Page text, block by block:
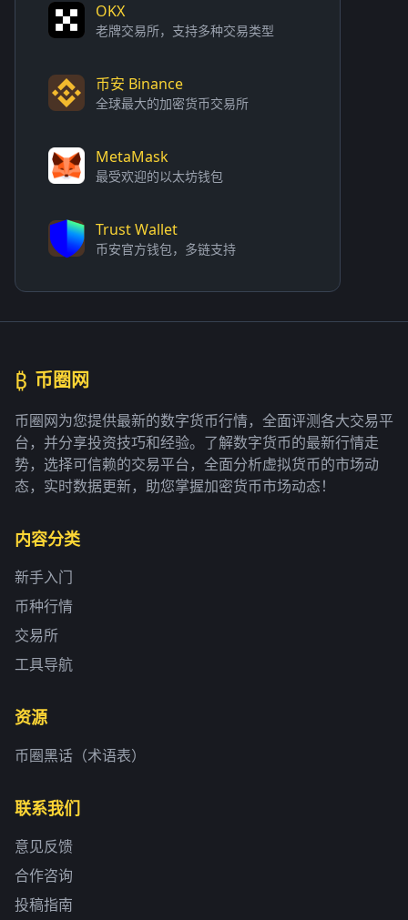
OKX
老牌交易所，支持多种交易类型
币安 Binance
全球最大的加密货币交易所
MetaMask
最受欢迎的以太坊钱包
Trust Wallet
币安官方钱包，多链支持
₿ 币圈网
币圈网为您提供最新的数字货币行情，全面评测各大交易平
台，并分享投资技巧和经验。了解数字货币的最新行情走
势，选择可信赖的交易平台，全面分析虚拟货币的市场动
态，实时数据更新，助您掌握加密货币市场动态！
内容分类
新手入门
币种行情
交易所
工具导航
资源
币圈黑话（术语表）
联系我们
意见反馈
合作咨询
投稿指南